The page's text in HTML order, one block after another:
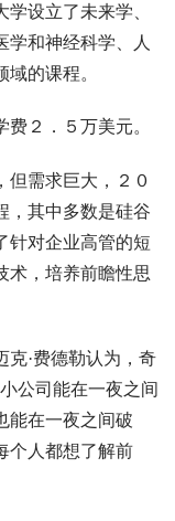
设立了未来学、
学和神经科学、人
的课程。
２．５万美元。
但需求巨大，２０
，其中多数是硅谷
针对企业高管的短
术，培养前瞻性思
克·费德勒认为，奇
公司能在一夜之间
能在一夜之间破
个人都想了解前